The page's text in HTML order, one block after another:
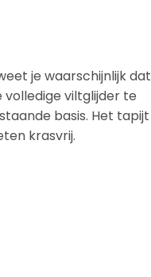
je waarschijnlijk dat
volledige viltglijder te
basis. Het tapijt
krasvrij.